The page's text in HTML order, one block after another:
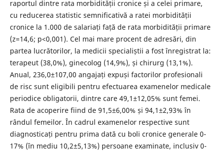
raportul dintre rata morbidității cronice și a celei primare,
cu reducerea statistic semnificativă a ratei morbidității
cronice la 1.000 de salariați față de rata morbidității primare
(z=14,6; p<0,001). Cel mai mare procent de adresări, din
partea lucrătorilor, la medicii specialiștii a fost înregistrat la:
terapeut (38,0%), ginecolog (14,9%), și chirurg (13,1%).
Anual, 236,0±107,00 angajați expuși factorilor profesionali
de risc sunt eligibili pentru efectuarea examenelor medicale
periodice obligatorii, dintre care 49,1±12,05% sunt femei.
Rata de acoperire fiind de 91,5±6,00% și 94,1±2,93% în
rândul femeilor. În cadrul examenelor respective sunt
diagnosticați pentru prima dată cu boli cronice generale 0-
17% (în mediu 10,2±5,13%) persoane examinate, inclusiv 0-